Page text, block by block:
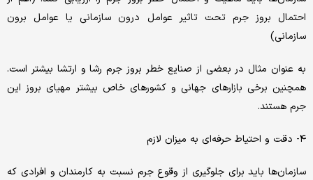
احتمال بروز جرم تحت تاثیر عوامل درون سازمانی یا عوامل برون
سازمانی)
به عنوان مثال در بعضی از صنایع خطر بروز جرم رشا و ارتشا بیشتر است.
همچنین برخی بازارهای جهانی و کشورهای خاص بیشتر مهیای بروز این
جرم هستند.
۴- دقت و احتیاط حرفه‌ای به میزان لازم
سازمان‌ها باید برای جلوگیری از وقوع جرم نسبت به کارمندان و افرادی که